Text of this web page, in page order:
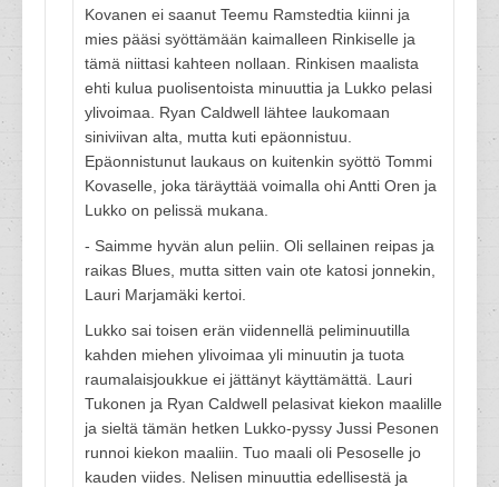
Kovanen ei saanut Teemu Ramstedtia kiinni ja
mies pääsi syöttämään kaimalleen Rinkiselle ja
tämä niittasi kahteen nollaan. Rinkisen maalista
ehti kulua puolisentoista minuuttia ja Lukko pelasi
ylivoimaa. Ryan Caldwell lähtee laukomaan
siniviivan alta, mutta kuti epäonnistuu.
Epäonnistunut laukaus on kuitenkin syöttö Tommi
Kovaselle, joka täräyttää voimalla ohi Antti Oren ja
Lukko on pelissä mukana.
- Saimme hyvän alun peliin. Oli sellainen reipas ja
raikas Blues, mutta sitten vain ote katosi jonnekin,
Lauri Marjamäki kertoi.
Lukko sai toisen erän viidennellä peliminuutilla
kahden miehen ylivoimaa yli minuutin ja tuota
raumalaisjoukkue ei jättänyt käyttämättä. Lauri
Tukonen ja Ryan Caldwell pelasivat kiekon maalille
ja sieltä tämän hetken Lukko-pyssy Jussi Pesonen
runnoi kiekon maaliin. Tuo maali oli Pesoselle jo
kauden viides. Nelisen minuuttia edellisestä ja